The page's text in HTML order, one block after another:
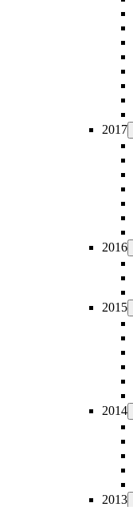
2017
2016
2015
2014
2013